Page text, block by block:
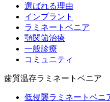
選ばれる理由
インプラント
ラミネートベニア
顎関節治療
一般診療
コミュニティ
歯質温存ラミネートベニア
低侵襲ラミネートベニ